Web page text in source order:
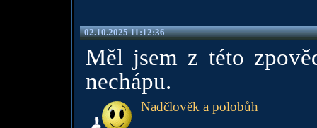
02.10.2025 11:12:36
Měl jsem z této
nechápu.
Nadčlověk a polobůh